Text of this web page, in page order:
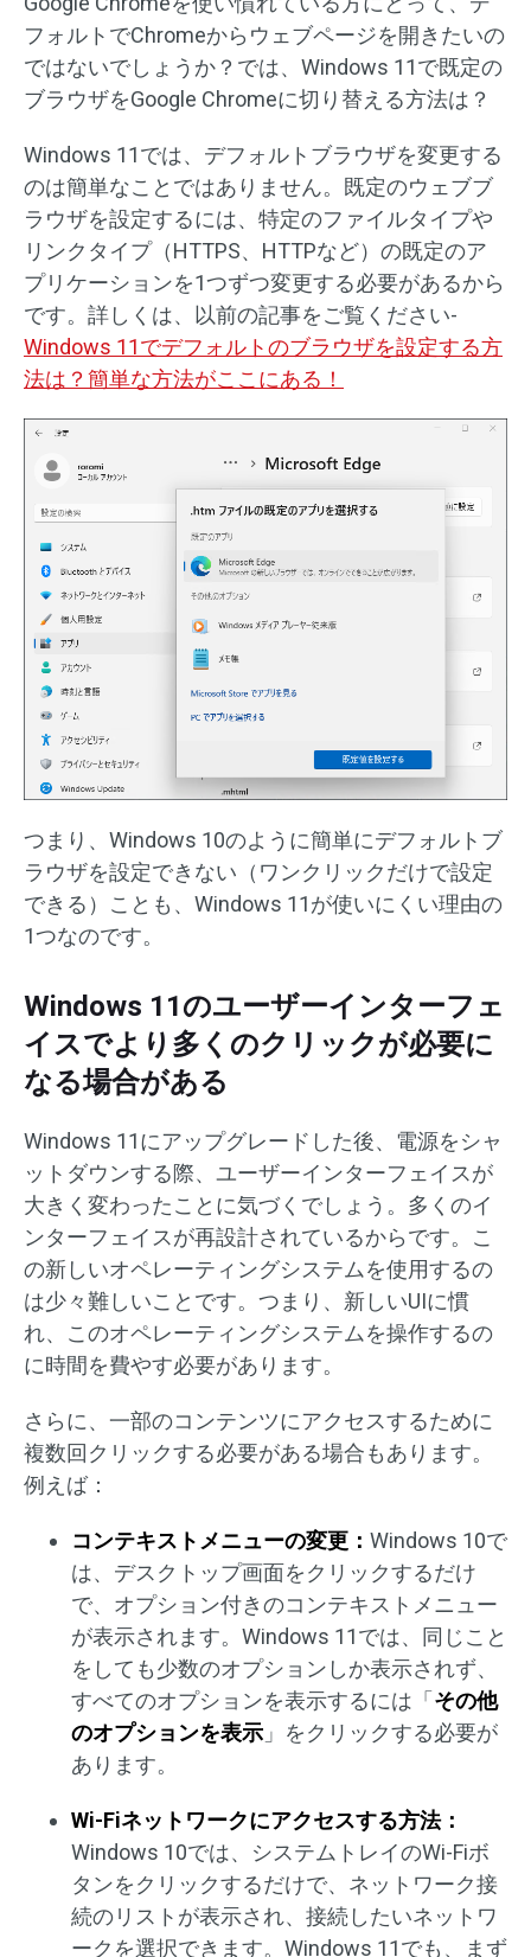
フォルトでChromeからウェブページを開きたいの
ではないでしょうか？では、Windows 11で既定の
ブラウザをGoogle Chromeに切り替える方法は？
Windows 11では、デフォルトブラウザを変更する
のは簡単なことではありません。既定のウェブブ
ラウザを設定するには、特定のファイルタイプや
リンクタイプ（HTTPS、HTTPなど）の既定のア
プリケーションを1つずつ変更する必要があるから
です。詳しくは、以前の記事をご覧ください-
Windows 11でデフォルトのブラウザを設定する方
法は？簡単な方法がここにある！
つまり、Windows 10のように簡単にデフォルトブ
ラウザを設定できない（ワンクリックだけで設定
できる）ことも、Windows 11が使いにくい理由の
1つなのです。
Windows 11のユーザーインターフェ
イスでより多くのクリックが必要に
なる場合がある
Windows 11にアップグレードした後、電源をシャ
ットダウンする際、ユーザーインターフェイスが
大きく変わったことに気づくでしょう。多くのイ
ンターフェイスが再設計されているからです。こ
の新しいオペレーティングシステムを使用するの
は少々難しいことです。つまり、新しいUIに慣
れ、このオペレーティングシステムを操作するの
に時間を費やす必要があります。
さらに、一部のコンテンツにアクセスするために
複数回クリックする必要がある場合もあります。
例えば：
コンテキストメニューの変更： Windows 10で
は、デスクトップ画面をクリックするだけ
で、オプション付きのコンテキストメニュー
が表示されます。Windows 11では、同じこと
をしても少数のオプションしか表示されず、
すべてのオプションを表示するには「その他
のオプションを表示 」をクリックする必要が
あります。
Wi-Fiネットワークにアクセスする方法：
Windows 10では、システムトレイのWi-Fiボ
タンをクリックするだけで、ネットワーク接
続のリストが表示され、接続したいネットワ
ークを選択できます。Windows 11でも、まず